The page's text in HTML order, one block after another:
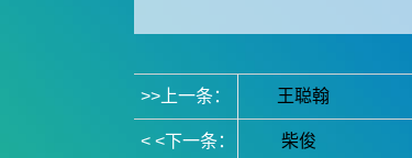
>>上一条： 王聪翰
< <下一条： 柴俊